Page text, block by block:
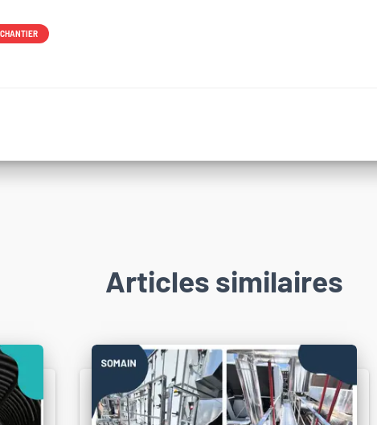
CHANTIER
Articles similaires